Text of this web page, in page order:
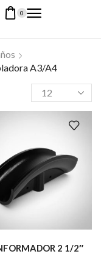
0
A3/A4
2 1/2″